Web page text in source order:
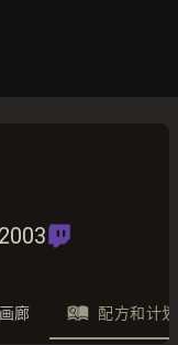
画廊 配方和计